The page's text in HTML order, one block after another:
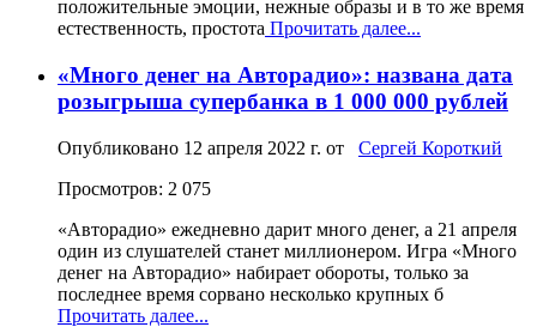
положительные эмоции, нежные образы и в то же время
естественность, простота Прочитать далее...
«Много денег на Авторадио»: названа дата
розыгрыша супербанка в 1 000 000 рублей
Опубликовано 12 апреля 2022 г. от Сергей Короткий
Просмотров: 2 075
«Авторадио» ежедневно дарит много денег, а 21 апреля
один из слушателей станет миллионером. Игра «Много
денег на Авторадио» набирает обороты, только за
последнее время сорвано несколько крупных б
Прочитать далее...